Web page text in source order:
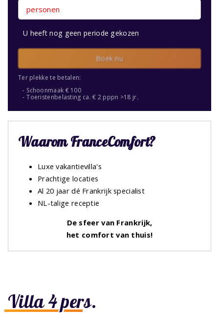
Villa 4 pers.
personen
U heeft nog geen periode gekozen
Boek nu
Ter plekke te betalen:
Schoonmaak € 100
Toeristenbelasting ca. € 2 pppn >18 jr.
Waarom FranceComfort?
Luxe vakantievilla's
Prachtige locaties
Al 20 jaar dé Frankrijk specialist
NL-talige receptie
De sfeer van Frankrijk,
het comfort van thuis!